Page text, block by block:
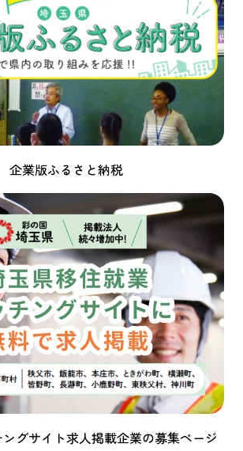
企業版ふるさと納税
グサイト求人掲載企業の募集ページ